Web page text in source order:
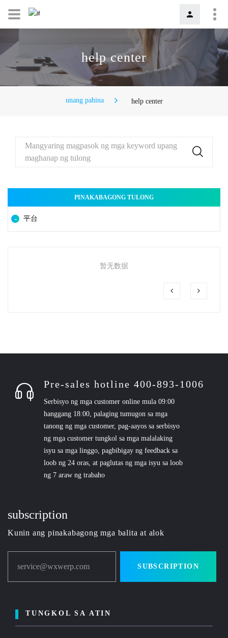
help center
unang pahina help center
Mangyaring magpasok ng mga keyword upang
maghanap ng tulong
PINAKABAGONG TULONG
平台
暂无数据
Pre-sales hotline 400-893-1006
Serbisyo ng mga customer online mula 09:00
hanggang 18:00, palaging tumugon sa mga
tanong ng mga customer, pag-aayos sa serbisyo
ng mga customer tungkol sa mga malalaking
isyu sa mga linggo, pagbibigay ng feedback sa
loob ng 24 oras, at paglutas ng mga isyu sa loob
ng 7 araw ng trabaho
subscription
Kunin ang pinakabagong mga balita at alok
service@wxwerp.com SUBSCRIPTION
TUNGKOL SA ATIN